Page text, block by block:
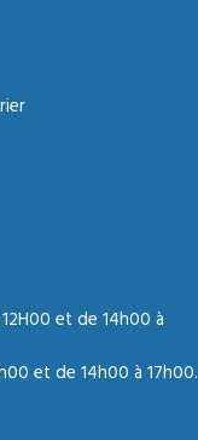
et de 14h00 à
et de 14h00 à 17h00.